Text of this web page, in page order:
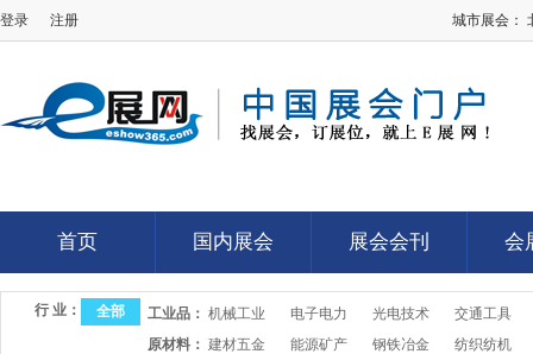
登录 注册 城市展会：
首页
首页
国内展会
国内展会
展会会刊
展会会刊
会
会
行 业： 全部 工业品： 机械工业 电子电力 光电技术
交通工具
原材料： 建材五金 能源矿产 钢铁冶金 纺织纺机